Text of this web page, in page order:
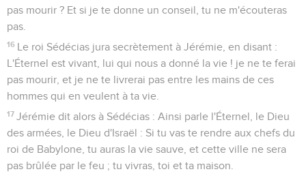
pas mourir ? Et si je te donne un conseil, tu ne m'écouteras
pas.
16 Le roi Sédécias jura secrètement à Jérémie, en disant :
L'Éternel est vivant, lui qui nous a donné la vie ! je ne te ferai
pas mourir, et je ne te livrerai pas entre les mains de ces
hommes qui en veulent à ta vie.
17 Jérémie dit alors à Sédécias : Ainsi parle l'Éternel, le Dieu
des armées, le Dieu d'Israël : Si tu vas te rendre aux chefs du
roi de Babylone, tu auras la vie sauve, et cette ville ne sera
pas brûlée par le feu ; tu vivras, toi et ta maison.